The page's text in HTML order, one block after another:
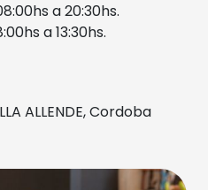
a 20:30hs.
a 13:30hs.
ALLENDE, Cordoba